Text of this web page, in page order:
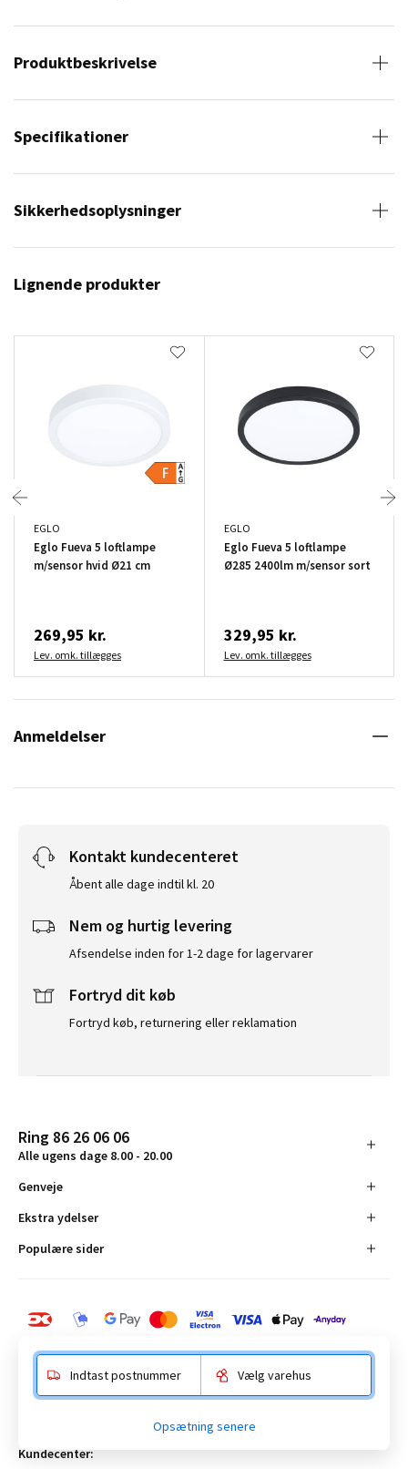
Produktbeskrivelse
Specifikationer
Sikkerhedsoplysninger
Lignende produkter
EGLO
Eglo Fueva 5 loftlampe
m/sensor hvid Ø21 cm
269,95 kr.
Lev. omk. tillægges
EGLO
Eglo Fueva 5 loftlampe
Ø285 2400lm m/sensor sort
329,95 kr.
Lev. omk. tillægges
Anmeldelser
Kontakt kundecenteret
Åbent alle dage indtil kl. 20
Nem og hurtig levering
Afsendelse inden for 1-2 dage for lagervarer
Fortryd dit køb
Fortryd køb, returnering eller reklamation
Ring 86 26 06 06
Alle ugens dage 8.00 - 20.00
Genveje
Ekstra ydelser
Populære sider
Anelystparken 16, 8381 Tilst. CVR-nummer 19555305
Kundecenter:
Indtast postnummer Vælg varehus
Opsætning senere